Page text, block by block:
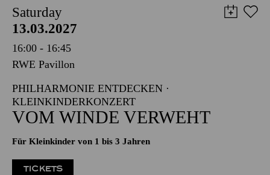
Saturday
13.03.2027
16:00 - 16:45
RWE Pavillon
PHILHARMONIE ENTDECKEN ·
KLEINKINDERKONZERT
VOM WINDE VERWEHT
Für Kleinkinder von 1 bis 3 Jahren
TICKETS